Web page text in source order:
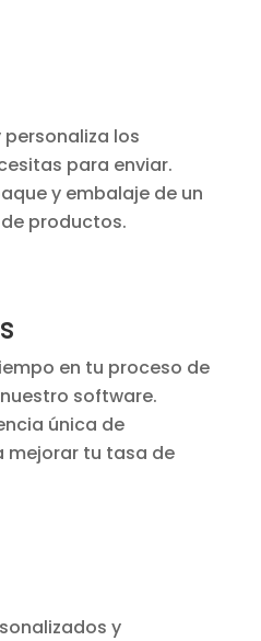
los
para enviar.
y embalaje de un
productos.
en tu proceso de
software.
única de
mejorar tu tasa de
y